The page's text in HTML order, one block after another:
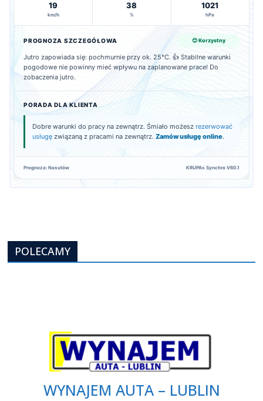
19
km/h
38
%
1021
hPa
PROGNOZA SZCZEGÓŁOWA 😊 Korzystny
Jutro zapowiada się: pochmurnie przy ok. 25°C. 👍 Stabilne warunki
pogodowe nie powinny mieć wpływu na zaplanowane prace! Do
zobaczenia jutro.
PORADA DLA KLIENTA
Dobre warunki do pracy na zewnątrz. Śmiało możesz rezerwować
usługę związaną z pracami na zewnątrz. Zamów usługę online.
Prognoza: Nasutów KRUPAs Synchro V60.1
POLECAMY
WYNAJEM AUTA – LUBLIN